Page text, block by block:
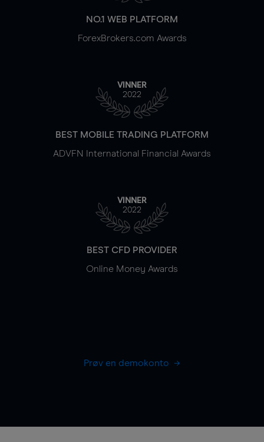
NO.1 WEB PLATFORM
ForexBrokers.com Awards
VINNER
2022
BEST MOBILE TRADING PLATFORM
ADVFN International Financial Awards
VINNER
2022
BEST CFD PROVIDER
Online Money Awards
Prøv en demokonto